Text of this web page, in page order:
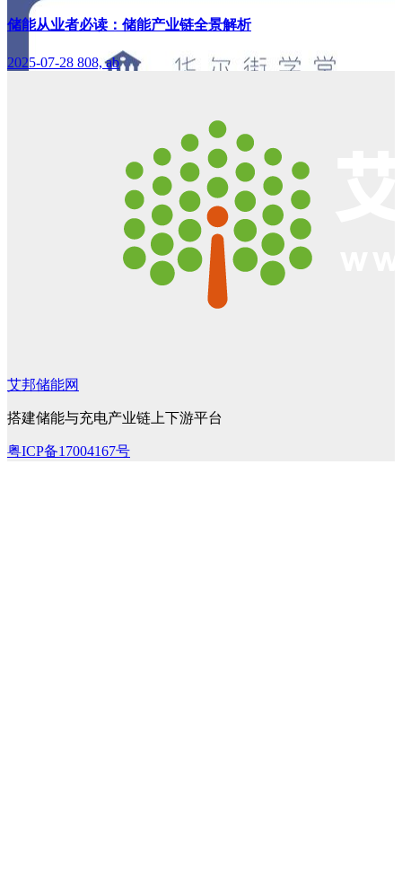
储能从业者必读：储能产业链全景解析
2025-07-28 808, ab
艾邦储能网
搭建储能与充电产业链上下游平台
粤ICP备17004167号